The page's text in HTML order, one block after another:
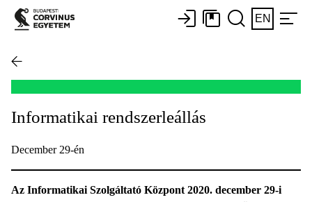
EN
Informatikai rendszerleállás
December 29-én
Az Informatikai Szolgáltató Központ 2020. december 29-i